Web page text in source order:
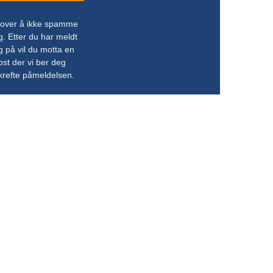
å ikke spamme
Etter du har meldt
på vil du motta en
der vi ber deg
påmeldelsen.